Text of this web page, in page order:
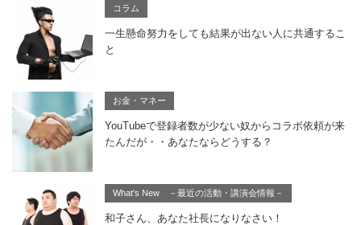
コラム
一生懸命努力をしても結果が出ない人に共通するこ
と
お金・マネー
YouTubeで登録者数が少ない奴からコラボ依頼が来
たんだが・・あなたならどうする？
What's New －最近の活動・講演会情報－
和子さん、あなた社長になりなさい！